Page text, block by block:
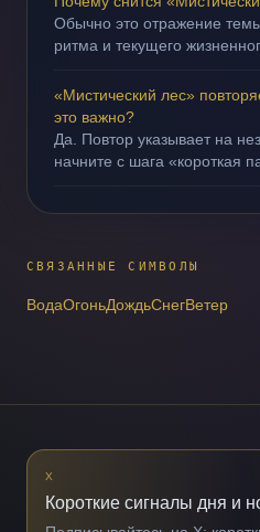
Обычно это отражение
ритма и текущего
«Мистический лес»
это важно?
Да. Повтор указывает на
начните с шага «короткая
СВЯЗАННЫЕ СИМВОЛЫ
ВодаОгоньДождьСнегВетер
X
Короткие сигналы дня и